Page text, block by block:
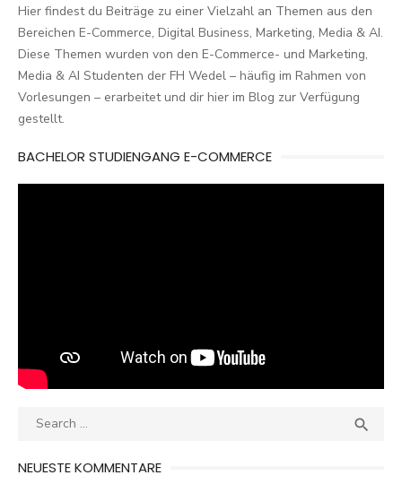
Hier findest du Beiträge zu einer Vielzahl an Themen aus den
Bereichen E-Commerce, Digital Business, Marketing, Media & AI.
Diese Themen wurden von den E-Commerce- und Marketing,
Media & AI Studenten der FH Wedel – häufig im Rahmen von
Vorlesungen – erarbeitet und dir hier im Blog zur Verfügung
gestellt.
BACHELOR STUDIENGANG E-COMMERCE
Search

NEUESTE KOMMENTARE